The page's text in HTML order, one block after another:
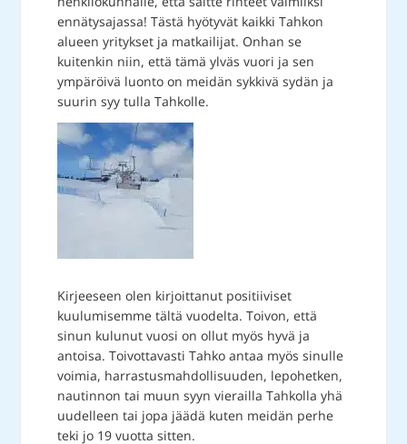
ennätysajassa! Tästä hyötyvät kaikki Tahkon
alueen yritykset ja matkailijat. Onhan se
kuitenkin niin, että tämä ylväs vuori ja sen
ympäröivä luonto on meidän sykkivä sydän ja
suurin syy tulla Tahkolle.
Kirjeeseen olen kirjoittanut positiiviset
kuulumisemme tältä vuodelta. Toivon, että
sinun kulunut vuosi on ollut myös hyvä ja
antoisa. Toivottavasti Tahko antaa myös sinulle
voimia, harrastusmahdollisuuden, lepohetken,
nautinnon tai muun syyn vierailla Tahkolla yhä
uudelleen tai jopa jäädä kuten meidän perhe
teki jo 19 vuotta sitten.